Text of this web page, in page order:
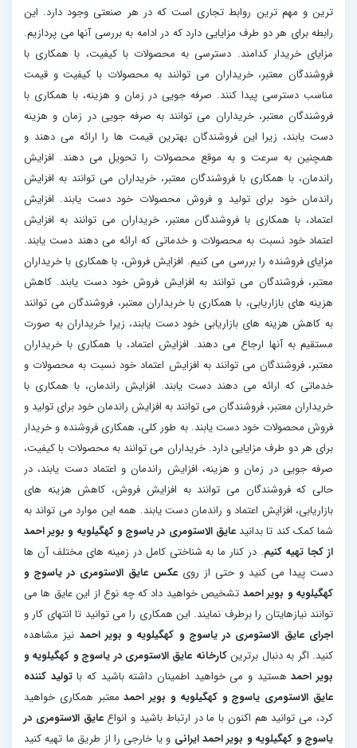
ترین و مهم ترین روابط تجاری است که در هر صنعتی وجود دارد. این
رابطه برای هر دو طرف مزایایی دارد که در ادامه به بررسی آنها می پردازیم.
مزایای خریدار کدامند. دسترسی به محصولات با کیفیت، با همکاری با
فروشندگان معتبر، خریداران می توانند به محصولات با کیفیت و قیمت
مناسب دسترسی پیدا کنند. صرفه جویی در زمان و هزینه، با همکاری با
فروشندگان معتبر، خریداران می توانند به صرفه جویی در زمان و هزینه
دست یابند، زیرا این فروشندگان بهترین قیمت ها را ارائه می دهند و
همچنین به سرعت و به موقع محصولات را تحویل می دهند. افزایش
راندمان، با همکاری با فروشندگان معتبر، خریداران می توانند به افزایش
راندمان خود برای تولید و فروش محصولات خود دست یابند. افزایش
اعتماد، با همکاری با فروشندگان معتبر، خریداران می توانند به افزایش
اعتماد خود نسبت به محصولات و خدماتی که ارائه می دهند دست یابند.
مزایای فروشنده را بررسی می کنیم. افزایش فروش، با همکاری با خریداران
معتبر، فروشندگان می توانند به افزایش فروش خود دست یابند. کاهش
هزینه های بازاریابی، با همکاری با خریداران معتبر، فروشندگان می توانند
به کاهش هزینه های بازاریابی خود دست یابند، زیرا خریداران به صورت
مستقیم به آنها ارجاع می دهند. افزایش اعتماد، با همکاری با خریداران
معتبر، فروشندگان می توانند به افزایش اعتماد خود نسبت به محصولات و
خدماتی که ارائه می دهند دست یابند. افزایش راندمان، با همکاری با
خریداران معتبر، فروشندگان می توانند به افزایش راندمان خود برای تولید و
فروش محصولات خود دست یابند. به طور کلی، همکاری فروشنده و خریدار
برای هر دو طرف مزایایی دارد. خریداران می توانند به محصولات با کیفیت،
صرفه جویی در زمان و هزینه، افزایش راندمان و اعتماد دست یابند، در
حالی که فروشندگان می توانند به افزایش فروش، کاهش هزینه های
بازاریابی، افزایش اعتماد و راندمان دست یابند. همه این موارد می تواند به
شما کمک کند تا بدانیدعایق الاستومری در یاسوج و کهگیلویه و بویر احمد
از کجا تهیه کنیم. در کنار ما به شناختی کامل در زمینه های مختلف آن ها
دست پیدا می کنید و حتی از روی عکس عایق الاستومری در یاسوج و
کهگیلویه و بویر احمد تشخیص خواهید داد که چه نوع از این عایق ها می
توانند نیازهایتان را برطرف نمایند. این همکاری را می توانید تا انتهای کار و
اجرای عایق الاستومری در یاسوج و کهگیلویه و بویر احمد نیز مشاهده
کنید. اگر به دنبال برترینکارخانه عایق الاستومری در یاسوج و کهگیلویه و
بویر احمدهستید و می خواهید اطمینان داشته باشید که باتولید کننده
عایق الاستومری یاسوج و کهگیلویه و بویر احمدمعتبر همکاری خواهید
کرد، می توانید هم اکنون با ما در ارتباط باشید و انواععایق الاستومری در
یاسوج و کهگیلویه و بویر احمد ایرانی و یا خارجی را از طریق ما تهیه کنید